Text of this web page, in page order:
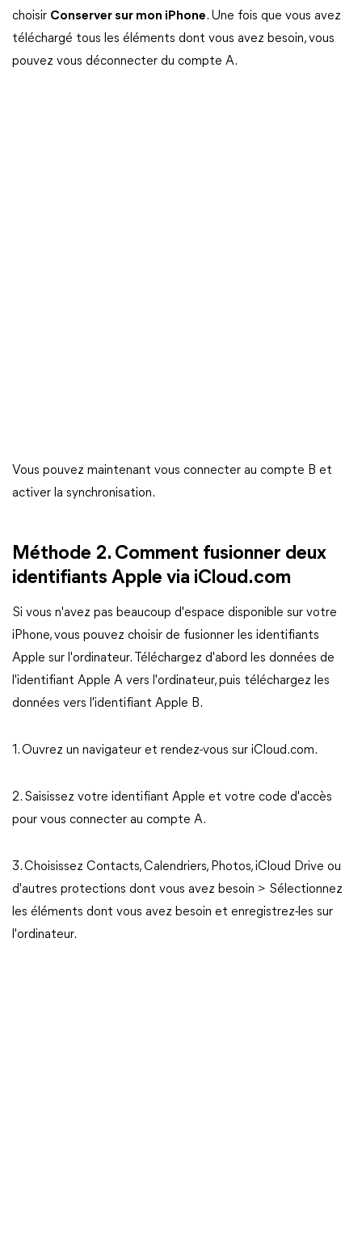
choisir Conserver sur mon iPhone. Une fois que vous avez
téléchargé tous les éléments dont vous avez besoin, vous
pouvez vous déconnecter du compte A.
Vous pouvez maintenant vous connecter au compte B et
activer la synchronisation.
Méthode 2. Comment fusionner deux
identifiants Apple via iCloud.com
Si vous n'avez pas beaucoup d'espace disponible sur votre
iPhone, vous pouvez choisir de fusionner les identifiants
Apple sur l'ordinateur. Téléchargez d'abord les données de
l'identifiant Apple A vers l'ordinateur, puis téléchargez les
données vers l'identifiant Apple B.
1. Ouvrez un navigateur et rendez-vous sur iCloud.com.
2. Saisissez votre identifiant Apple et votre code d'accès
pour vous connecter au compte A.
3. Choisissez Contacts, Calendriers, Photos, iCloud Drive ou
d'autres protections dont vous avez besoin > Sélectionnez
les éléments dont vous avez besoin et enregistrez-les sur
l'ordinateur.